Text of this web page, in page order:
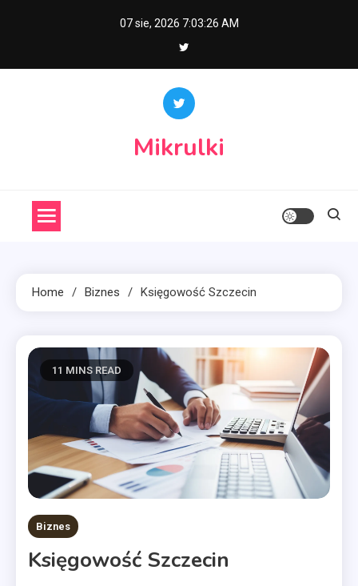
07 sie, 2026 7:03:26 AM
Mikrulki
Home Biznes Księgowość Szczecin
11 MINS READ
Biznes
Księgowość Szczecin